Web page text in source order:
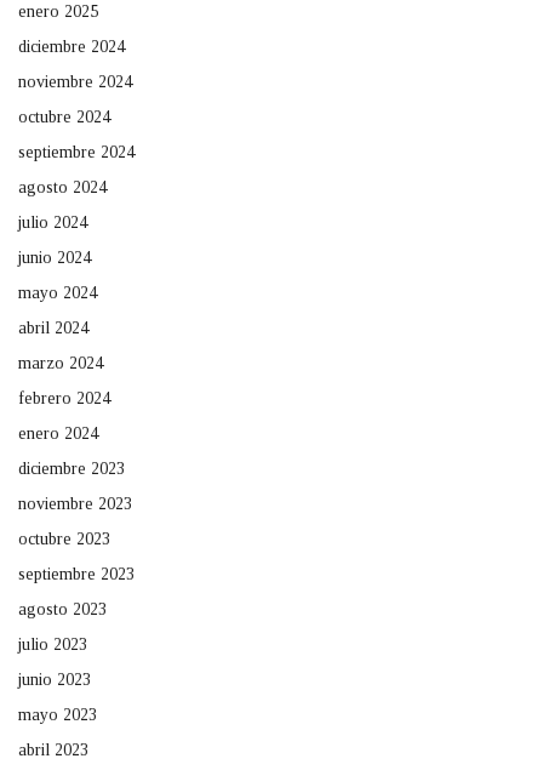
enero 2025
diciembre 2024
noviembre 2024
octubre 2024
septiembre 2024
agosto 2024
julio 2024
junio 2024
mayo 2024
abril 2024
marzo 2024
febrero 2024
enero 2024
diciembre 2023
noviembre 2023
octubre 2023
septiembre 2023
agosto 2023
julio 2023
junio 2023
mayo 2023
abril 2023